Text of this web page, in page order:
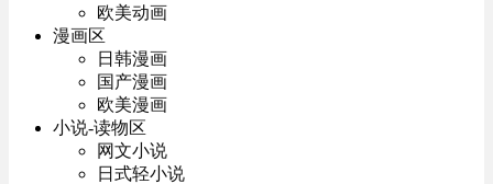
欧美动画
漫画区
日韩漫画
国产漫画
欧美漫画
小说-读物区
网文小说
日式轻小说